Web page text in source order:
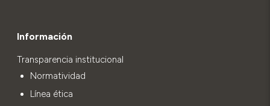
Información
Transparencia institucional
Normatividad
Línea ética